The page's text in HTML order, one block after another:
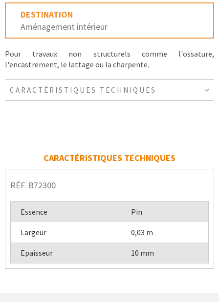
DESTINATION
Aménagement intérieur
Pour travaux non structurels comme l'ossature,
l'encastrement, le lattage ou la charpente.
CARACTÉRISTIQUES TECHNIQUES
CARACTÉRISTIQUES TECHNIQUES
RÉF. B72300
Essence Pin
Largeur 0,03 m
Epaisseur 10 mm